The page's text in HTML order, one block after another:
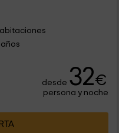
desde 32€
persona y noche